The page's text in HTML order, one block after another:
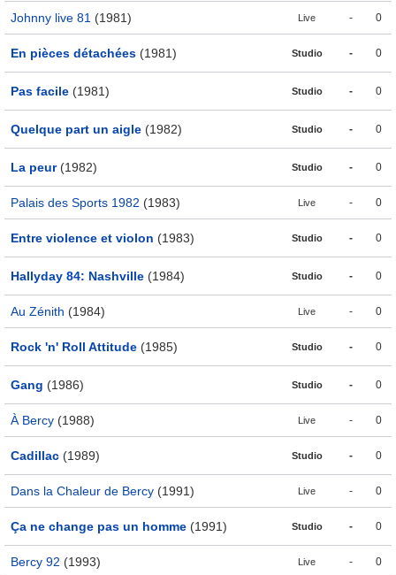
Johnny live 81 (1981) Live - 0
En pièces détachées (1981) Studio - 0
Pas facile (1981) Studio - 0
Quelque part un aigle (1982) Studio - 0
La peur(1982) Studio - 0
Palais des Sports 1982 (1983) Live - 0
Entre violence et violon (1983) Studio - 0
Hallyday 84: Nashville (1984) Studio - 0
Au Zénith (1984) Live - 0
Rock 'n' Roll Attitude (1985) Studio - 0
Gang (1986) Studio - 0
À Bercy (1988) Live - 0
Cadillac (1989) Studio - 0
Dans la Chaleur de Bercy (1991) Live - 0
Ça ne change pas un homme (1991) Studio - 0
Bercy 92 (1993) Live - 0